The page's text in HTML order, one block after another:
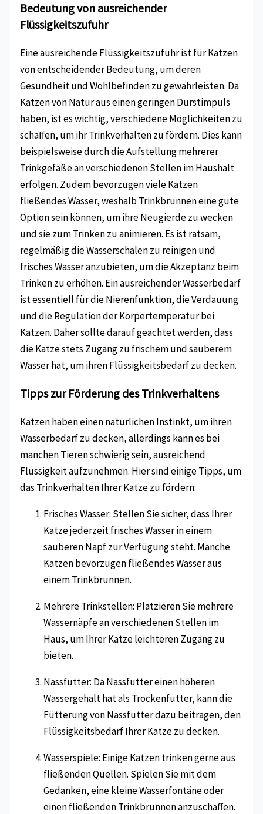
Bedeutung von ausreichender
Flüssigkeitszufuhr
Eine ausreichende Flüssigkeitszufuhr ist für Katzen
von entscheidender Bedeutung, um deren
Gesundheit und Wohlbefinden zu gewährleisten. Da
Katzen von Natur aus einen geringen Durstimpuls
haben, ist es wichtig, verschiedene Möglichkeiten zu
schaffen, um ihr Trinkverhalten zu fördern. Dies kann
beispielsweise durch die Aufstellung mehrerer
Trinkgefäße an verschiedenen Stellen im Haushalt
erfolgen. Zudem bevorzugen viele Katzen
fließendes Wasser, weshalb Trinkbrunnen eine gute
Option sein können, um ihre Neugierde zu wecken
und sie zum Trinken zu animieren. Es ist ratsam,
regelmäßig die Wasserschalen zu reinigen und
frisches Wasser anzubieten, um die Akzeptanz beim
Trinken zu erhöhen. Ein ausreichender Wasserbedarf
ist essentiell für die Nierenfunktion, die Verdauung
und die Regulation der Körpertemperatur bei
Katzen. Daher sollte darauf geachtet werden, dass
die Katze stets Zugang zu frischem und sauberem
Wasser hat, um ihren Flüssigkeitsbedarf zu decken.
Tipps zur Förderung des Trinkverhaltens
Katzen haben einen natürlichen Instinkt, um ihren
Wasserbedarf zu decken, allerdings kann es bei
manchen Tieren schwierig sein, ausreichend
Flüssigkeit aufzunehmen. Hier sind einige Tipps, um
das Trinkverhalten Ihrer Katze zu fördern:
Frisches Wasser: Stellen Sie sicher, dass Ihrer
Katze jederzeit frisches Wasser in einem
sauberen Napf zur Verfügung steht. Manche
Katzen bevorzugen fließendes Wasser aus
einem Trinkbrunnen.
Mehrere Trinkstellen: Platzieren Sie mehrere
Wassernäpfe an verschiedenen Stellen im
Haus, um Ihrer Katze leichteren Zugang zu
bieten.
Nassfutter: Da Nassfutter einen höheren
Wassergehalt hat als Trockenfutter, kann die
Fütterung von Nassfutter dazu beitragen, den
Flüssigkeitsbedarf Ihrer Katze zu decken.
Wasserspiele: Einige Katzen trinken gerne aus
fließenden Quellen. Spielen Sie mit dem
Gedanken, eine kleine Wasserfontäne oder
einen fließenden Trinkbrunnen anzuschaffen.